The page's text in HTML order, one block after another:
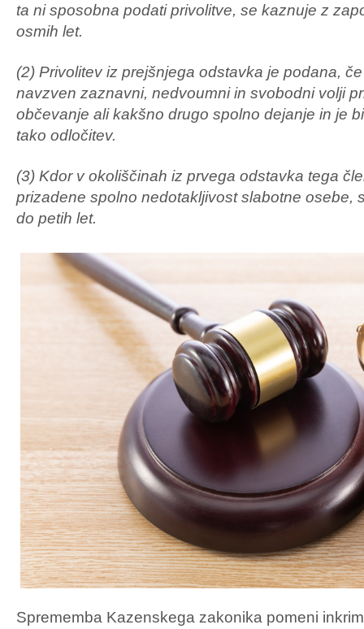
ta ni sposobna podati privolitve, se kaznuje z
osmih let.
(2) Privolitev iz prejšnjega odstavka je podana,
navzven zaznavni, nedvoumni in svobodni volji
občevanje ali kakšno drugo spolno dejanje in je
tako odločitev.
(3) Kdor v okoliščinah iz prvega odstavka tega
prizadene spolno nedotakljivost slabotne osebe,
do petih let.
Sprememba Kazenskega zakonika pomeni